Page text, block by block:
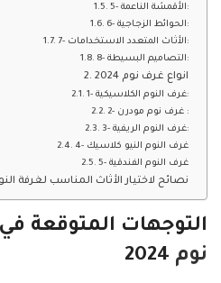
5- الأقمشة الناعمة:
6- الحوائط الزجاجية:
7- الأثاث المتعدد الاستخدامات:
8- التصاميم البسيطة:
انواع غرف نوم 2024
1- غرف النوم الكلاسيكية:
2- غرف نوم مودرن :
3- غرف النوم الريفية:
4- غرف النوم النيو كلاسيك
5- غرف النوم الفندقية
نصائح لاختيار الأثاث المناسب لغرفة
التوجهات المتوقعة في
نوم